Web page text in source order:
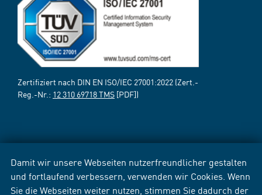
Damit wir unsere Webseiten nutzerfreundlicher gestalten
und fortlaufend verbessern, verwenden wir Cookies. Wenn
Sie die Webseiten weiter nutzen, stimmen Sie dadurch der
Zertifiziert nach DIN EN ISO/IEC 27001:2022 (Zert.-
Reg.-Nr.: 12 310 69718 TMS [PDF])